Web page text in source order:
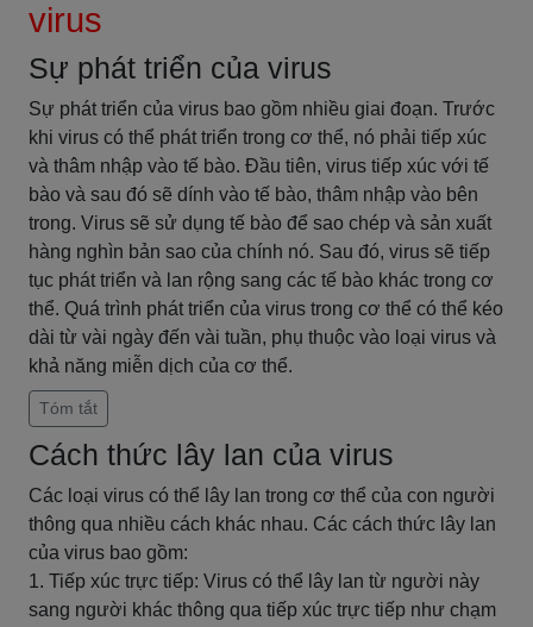
virus
Sự phát triển của virus
Sự phát triển của virus bao gồm nhiều giai đoạn. Trước
khi virus có thể phát triển trong cơ thể, nó phải tiếp xúc
và thâm nhập vào tế bào. Đầu tiên, virus tiếp xúc với tế
bào và sau đó sẽ dính vào tế bào, thâm nhập vào bên
trong. Virus sẽ sử dụng tế bào để sao chép và sản xuất
hàng nghìn bản sao của chính nó. Sau đó, virus sẽ tiếp
tục phát triển và lan rộng sang các tế bào khác trong cơ
thể. Quá trình phát triển của virus trong cơ thể có thể kéo
dài từ vài ngày đến vài tuần, phụ thuộc vào loại virus và
khả năng miễn dịch của cơ thể.
Tóm tắt
Cách thức lây lan của virus
Các loại virus có thể lây lan trong cơ thể của con người
thông qua nhiều cách khác nhau. Các cách thức lây lan
của virus bao gồm:
1. Tiếp xúc trực tiếp: Virus có thể lây lan từ người này
sang người khác thông qua tiếp xúc trực tiếp như chạm